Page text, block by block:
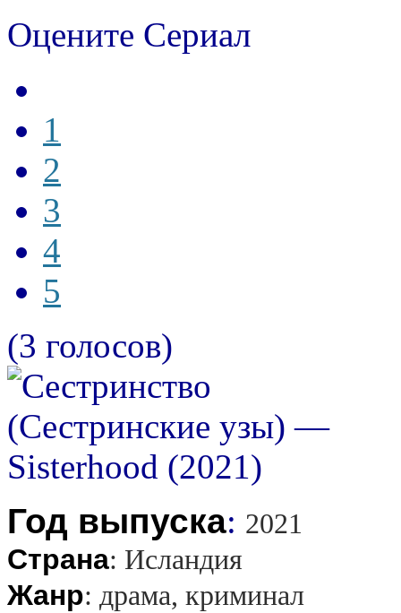
Оцените Сериал
1
2
3
4
5
(3 голосов)
Год выпуска: 2021
Страна: Исландия
Жанр: драма, криминал